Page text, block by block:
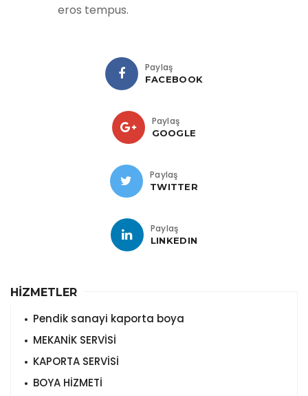
eros tempus.
Paylaş
FACEBOOK
Paylaş
GOOGLE
Paylaş
TWITTER
Paylaş
LINKEDIN
HİZMETLER
Pendik sanayi kaporta boya
MEKANİK SERVİSİ
KAPORTA SERVİSİ
BOYA HİZMETİ